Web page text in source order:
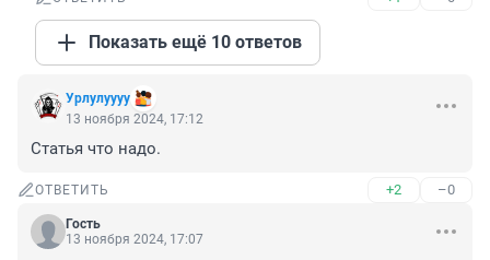
Показать ещё 10 ответов
Урлулуууу
13 ноября 2024, 17:12
Статья что надо.
ОТВЕТИТЬ +2 –0
Гость
13 ноября 2024, 17:07